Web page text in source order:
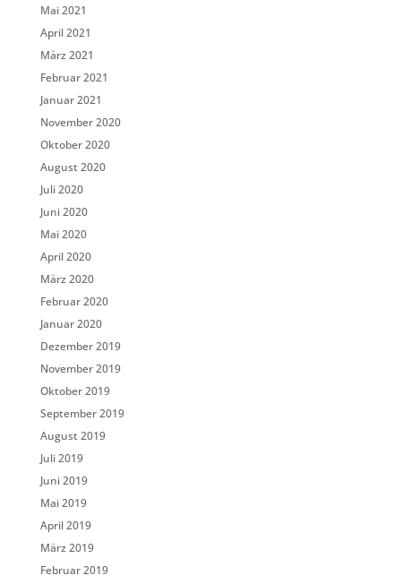
Mai 2021
April 2021
März 2021
Februar 2021
Januar 2021
November 2020
Oktober 2020
August 2020
Juli 2020
Juni 2020
Mai 2020
April 2020
März 2020
Februar 2020
Januar 2020
Dezember 2019
November 2019
Oktober 2019
September 2019
August 2019
Juli 2019
Juni 2019
Mai 2019
April 2019
März 2019
Februar 2019